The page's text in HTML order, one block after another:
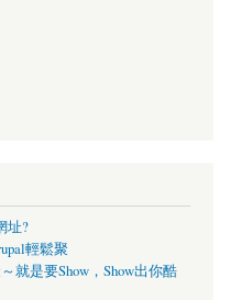
址?
輕鬆聚
就是要Show，Show出你酷